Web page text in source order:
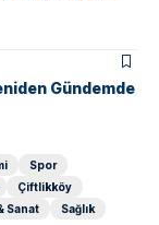
Gündemde
Spor
Çiftlikköy
Sanat Sağlık